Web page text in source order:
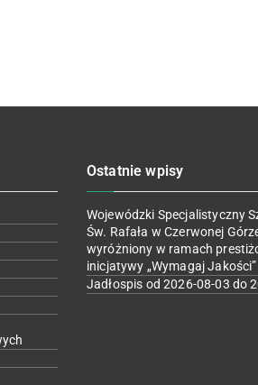
Ostatnie wpisy
Wojewódzki Specjalistyczny
Św. Rafała w Czerwonej
wyróżniony w ramach
inicjatywy „Wymagaj Jakości”
Jadłospis od 2026-08-03 do